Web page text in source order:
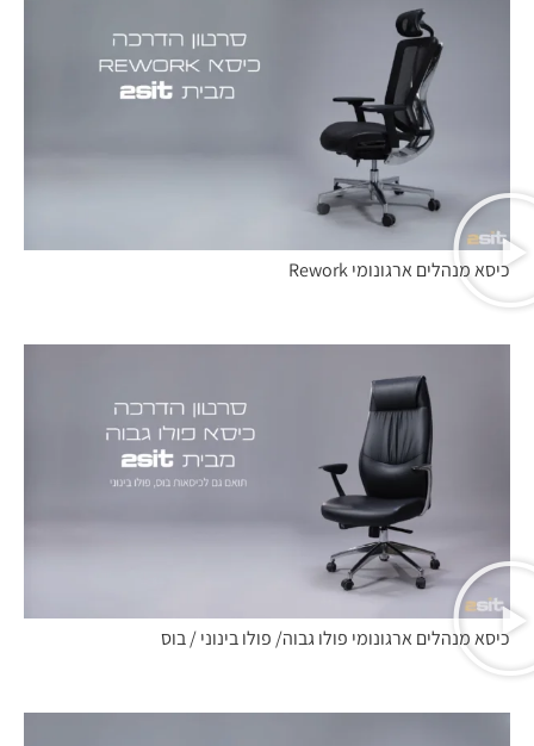
כיסא מנהלים ארגונומי Rework
כיסא מנהלים ארגונומי פולו גבוה/ פולו בינוני / בוס